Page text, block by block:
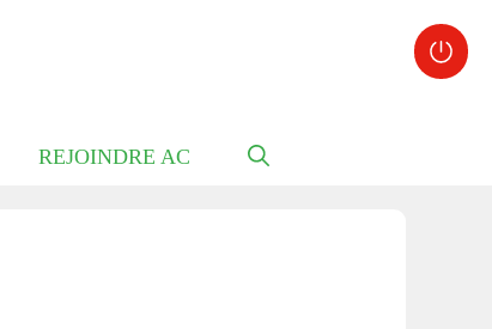
REJOINDRE AC